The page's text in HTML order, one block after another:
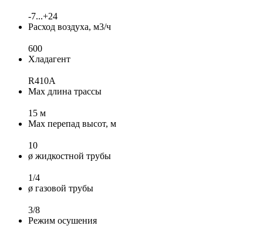
-7...+24
Расход воздуха, м3/ч
600
Хладагент
R410A
Max длина трассы
15 м
Max перепад высот, м
10
ø жидкостной трубы
1/4
ø газовой трубы
3/8
Режим осушения